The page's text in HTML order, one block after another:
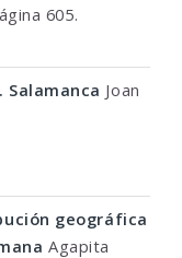
605.
Salamanca Joan
geográfica
Agapita